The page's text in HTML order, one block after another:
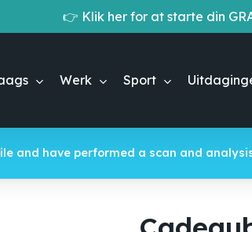
👉 Klik her for at starte din
Werk Sport
and have performed a scan and